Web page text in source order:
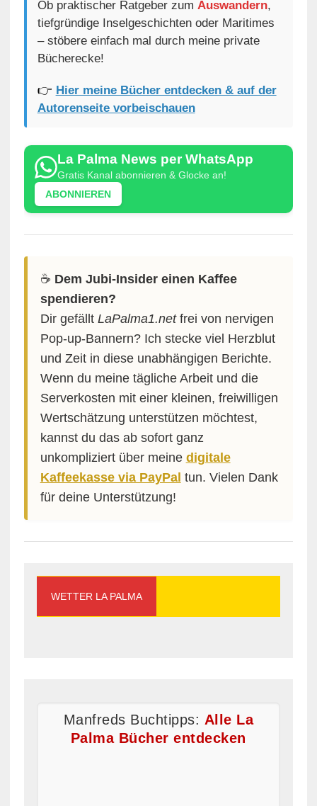
Ob praktischer Ratgeber zum Auswandern,
tiefgründige Inselgeschichten oder Maritimes
– stöbere einfach mal durch meine private
Bücherecke!
👉 Hier meine Bücher entdecken & auf der
Autorenseite vorbeischauen
La Palma News per WhatsApp
Gratis Kanal abonnieren & Glocke an!
ABONNIEREN
☕️ Dem Jubi-Insider einen Kaffee
spendieren?
Dir gefällt LaPalma1.netfrei von nervigen
Pop-up-Bannern? Ich stecke viel Herzblut
und Zeit in diese unabhängigen Berichte.
Wenn du meine tägliche Arbeit und die
Serverkosten mit einer kleinen, freiwilligen
Wertschätzung unterstützen möchtest,
kannst du das ab sofort ganz
unkompliziert über meine digitale
Kaffeekasse via PayPal tun. Vielen Dank
für deine Unterstützung!
WETTER LA PALMA
Manfreds Buchtipps: Alle La
Palma Bücher entdecken